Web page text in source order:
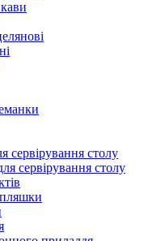
сервірування столу
сервірування столу